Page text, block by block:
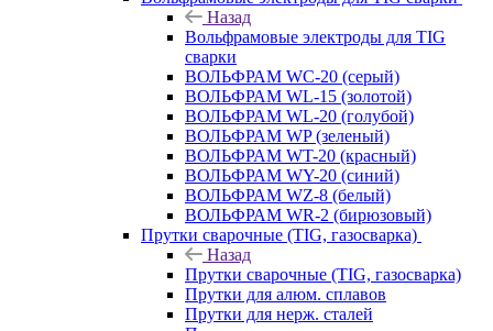
Назад
Вольфрамовые электроды для TIG
сварки
ВОЛЬФРАМ WC-20 (серый)
ВОЛЬФРАМ WL-15 (золотой)
ВОЛЬФРАМ WL-20 (голубой)
ВОЛЬФРАМ WP (зеленый)
ВОЛЬФРАМ WT-20 (красный)
ВОЛЬФРАМ WY-20 (синий)
ВОЛЬФРАМ WZ-8 (белый)
ВОЛЬФРАМ WR-2 (бирюзовый)
Прутки сварочные (TIG, газосварка)
Назад
Прутки сварочные (TIG, газосварка)
Прутки для алюм. сплавов
Прутки для нерж. сталей